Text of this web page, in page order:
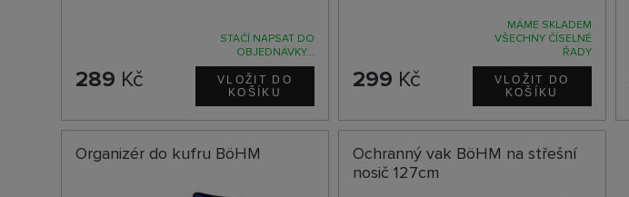
STAČÍ NAPSAT DO
OBJEDNÁVKY...
289 Kč
MÁME SKLADEM
VŠECHNY ČÍSELNÉ
ŘADY
299 Kč
Organizér do kufru BöHM
Ochranný vak BöHM na střešní
nosič 127cm